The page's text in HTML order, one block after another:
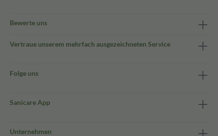
Bewerte uns
Vertraue unserem mehrfach ausgezeichneten Service
Folge uns
Sanicare App
Unternehmen